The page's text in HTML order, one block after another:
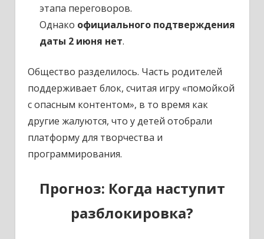
этапа переговоров.
Однако официального подтверждения
даты 2 июня нет.
Общество разделилось. Часть родителей
поддерживает блок, считая игру «помойкой
с опасным контентом», в то время как
другие жалуются, что у детей отобрали
платформу для творчества и
программирования.
Прогноз: Когда наступит
разблокировка?